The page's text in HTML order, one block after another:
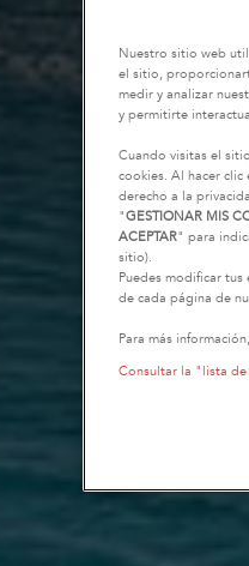
Nuestro sitio web
el sitio,
medir y analizar
y permitirte
Cuando visitas el
cookies. Al hacer clic
derecho a la
"GESTIONAR MIS
ACEPTAR" para
sitio).
Puedes modificar
de cada página de
Para más
Consultar la "lista de